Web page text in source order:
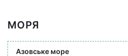
МОРЯ
Азовське море